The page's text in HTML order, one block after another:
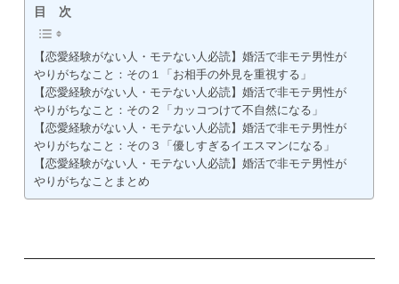
目 次
【恋愛経験がない人・モテない人必読】婚活で非モテ男性が
やりがちなこと：その１「お相手の外見を重視する」
【恋愛経験がない人・モテない人必読】婚活で非モテ男性が
やりがちなこと：その２「カッコつけて不自然になる」
【恋愛経験がない人・モテない人必読】婚活で非モテ男性が
やりがちなこと：その３「優しすぎるイエスマンになる」
【恋愛経験がない人・モテない人必読】婚活で非モテ男性が
やりがちなことまとめ